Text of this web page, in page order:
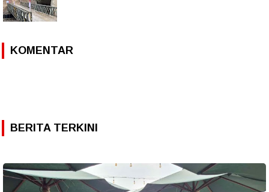
KOMENTAR
BERITA TERKINI